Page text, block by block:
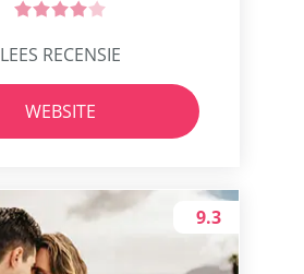
LEES RECENSIE
WEBSITE
9.3